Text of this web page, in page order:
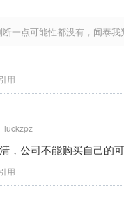
一点可能性都没有，闻泰
引用
luckzpz
，公司不能购买自己的
引用